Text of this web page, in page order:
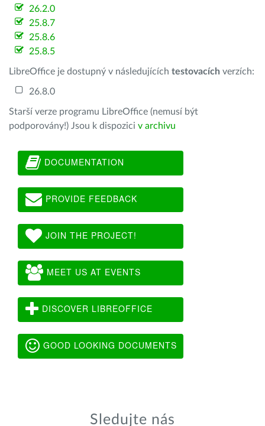
26.2.0
25.8.7
25.8.6
25.8.5
LibreOffice je dostupný v následujících testovacích verzích:
26.8.0
Starší verze programu LibreOffice (nemusí být
podporovány!) Jsou k dispozici v archivu
DOCUMENTATION
PROVIDE FEEDBACK
JOIN THE PROJECT!
MEET US AT EVENTS
DISCOVER LIBREOFFICE
GOOD LOOKING DOCUMENTS
Sledujte nás